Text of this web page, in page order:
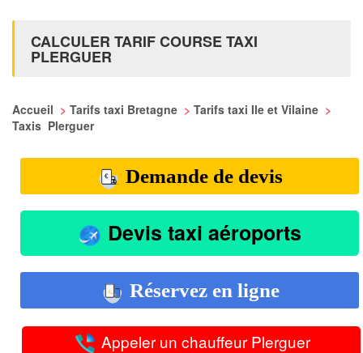
CALCULER TARIF COURSE TAXI
PLERGUER
Accueil > Tarifs taxi Bretagne > Tarifs taxi Ile et Vilaine >
Taxis Plerguer
Demande de devis
Devis taxi aéroports
Réservez en ligne
Appeler un chauffeur Plerguer